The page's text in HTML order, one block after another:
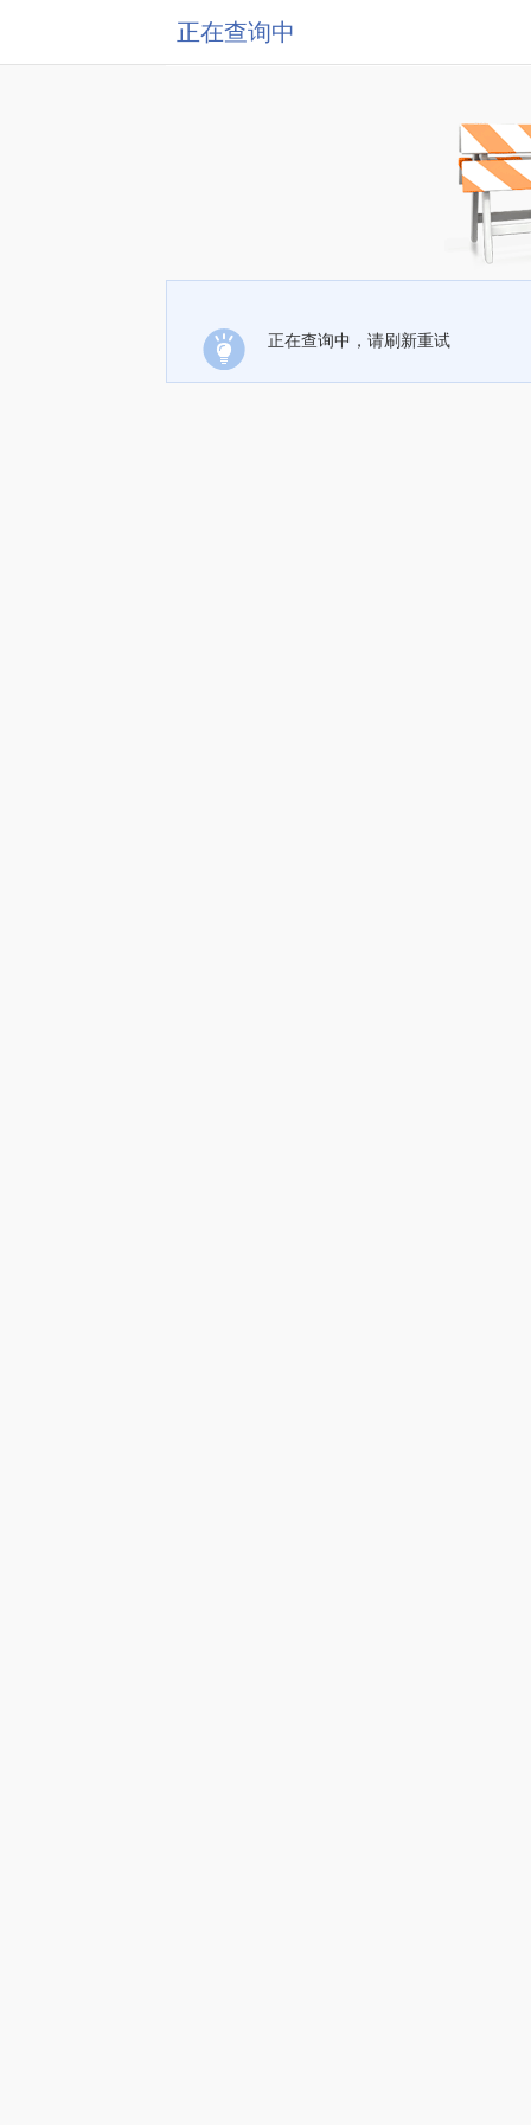
正在查询中
正在查询中，请刷新重试